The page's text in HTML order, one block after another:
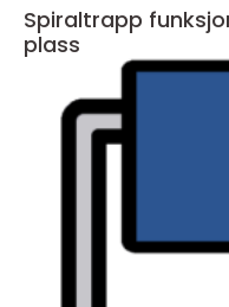
Spiraltrapp funksjonell arkitektur på liten
plass